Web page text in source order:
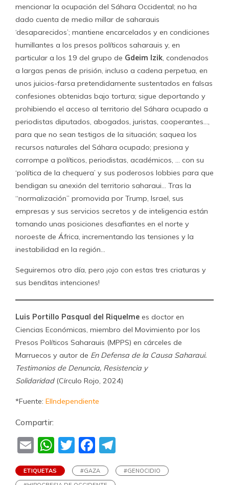
mencionar la ocupación del Sáhara Occidental; no ha
dado cuenta de medio millar de saharauis
‘desaparecidos’; mantiene encarcelados y en condiciones
humillantes a los presos políticos saharauis y, en
particular a los 19 del grupo de Gdeim Izik, condenados
a largas penas de prisión, incluso a cadena perpetua, en
unos juicios-farsa pretendidamente sustentados en falsas
confesiones obtenidas bajo tortura; sigue deportando y
prohibiendo el acceso al territorio del Sáhara ocupado a
periodistas diputados, abogados, juristas, cooperantes…,
para que no sean testigos de la situación; saquea los
recursos naturales del Sáhara ocupado; presiona y
corrompe a políticos, periodistas, académicos, … con su
‘política de la chequera’ y sus poderosos lobbies para que
bendigan su anexión del territorio saharaui… Tras la
“normalización” promovida por Trump, Israel, sus
empresas y sus servicios secretos y de inteligencia están
tomando unas posiciones desafiantes en el norte y
noroeste de África, incrementando las tensiones y la
inestabilidad en la región…
Seguiremos otro día, pero ¡ojo con estas tres criaturas y
sus benditas intenciones!
Luis Portillo Pasqual del Riquelme es doctor en
Ciencias Económicas, miembro del Movimiento por los
Presos Políticos Saharauis (MPPS) en cárceles de
Marruecos y autor de En Defensa de la Causa Saharaui.
Testimonios de Denuncia, Resistencia y
Solidaridad(Círculo Rojo, 2024)
*Fuente: ElIndependiente
Compartir:
EmailWhatsApp
TwitterFacebook
ETIQUETAS #GAZA
#GENOCIDIO